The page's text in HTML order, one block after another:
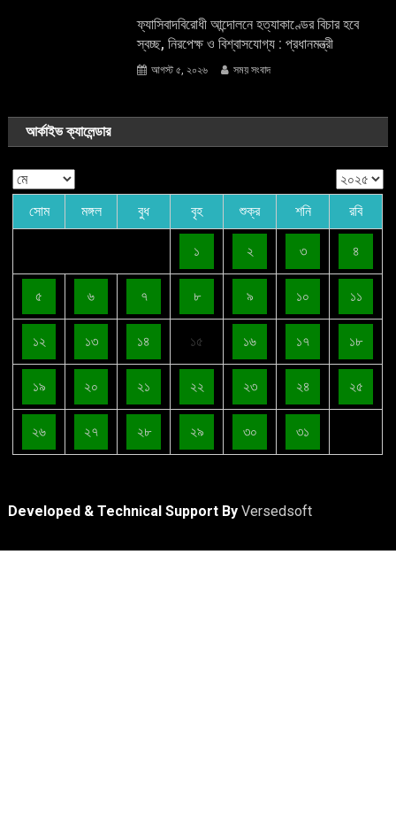
ফ্যাসিবাদবিরোধী আন্দোলনে হত্যাকাণ্ডের বিচার হবে
স্বচ্ছ, নিরপেক্ষ ও বিশ্বাসযোগ্য : প্রধানমন্ত্রী
আগস্ট ৫, ২০২৬ সময় সংবাদ
আর্কাইভ ক্যালেন্ডার
সোম মঙ্গল বুধ বৃহ শুক্র শনি রবি
১ ২ ৩ ৪
৫ ৬ ৭ ৮ ৯ ১০ ১১
১২ ১৩ ১৪ ১৫ ১৬ ১৭ ১৮
১৯ ২০ ২১ ২২ ২৩ ২৪ ২৫
২৬ ২৭ ২৮ ২৯ ৩০ ৩১
Developed & Technical Support ByVersedsoft